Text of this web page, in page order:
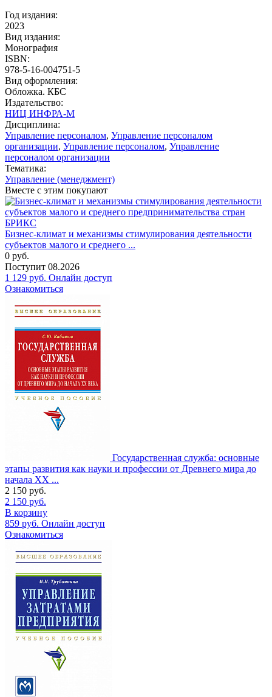
Год издания:
2023
Вид издания:
Монография
ISBN:
978-5-16-004751-5
Вид оформления:
Обложка. КБС
Издательство:
НИЦ ИНФРА-М
Дисциплина:
Управление персоналом, Управление персоналом
организации, Управление персоналом, Управление
персоналом организации
Тематика:
Управление (менеджмент)
Вместе с этим покупают
Бизнес-климат и механизмы стимулирования деятельности
субъектов малого и среднего ...
0 руб.
Поступит 08.2026
1 129 руб. Онлайн доступ
Ознакомиться
Государственная служба: основные
этапы развития как науки и профессии от Древнего мира до
начала XX ...
2 150 руб.
2 150 руб.
В корзину
859 руб. Онлайн доступ
Ознакомиться